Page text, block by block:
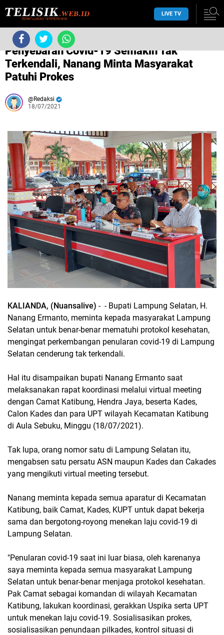
LIVE TV
/COVID-19
Penyebaran Covid-19 Semakin Tak
Terkendali, Nanang Minta Masyarakat
Patuhi Prokes
Redaksi
18/07/2021
KALIANDA, (Nuansalive) - - Bupati Lampung Selatan, H.
Nanang Ermanto, meminta kepada masyarakat Lampung
Selatan untuk benar-benar mematuhi protokol kesehatan,
mengingat perkembangan penularan covid-19 di Lampung
Selatan cenderung tak terkendali.
Hal itu disampaikan bupati Nanang Ermanto saat
melaksanakan rapat koordinasi melalui virtual meeting
dengan Camat Katibung, Hendra Jaya, beserta Kades,
Calon Kades dan para UPT wilayah Kecamatan Katibung
di Aula Sebuku, Minggu (18/07/2021).
Tak lupa, orang nomor satu di Lampung Selatan itu,
mengabsen satu persatu ASN maupun Kades dan Cakades
yang mengikuti virtual meeting tersebut.
Nanang meminta kepada semua aparatur di Kecamatan
Katibung, baik Camat, Kades, KUPT untuk dapat bekerja
sama dan bergotong-royong menekan laju covid-19 di
Lampung Selatan.
"Penularan covid-19 saat ini luar biasa, oleh karenanya
saya meminta kepada semua masyarakat Lampung
Selatan untuk benar-benar menjaga protokol kesehatan.
Pak Camat sebagai komandan di wilayah Kecamatan
Katibung, lakukan koordinasi, gerakkan Uspika serta UPT
untuk menekan laju covid-19. Sosialisasikan prokes,
sosialisasikan penundaan pilkades, kontrol situasi di